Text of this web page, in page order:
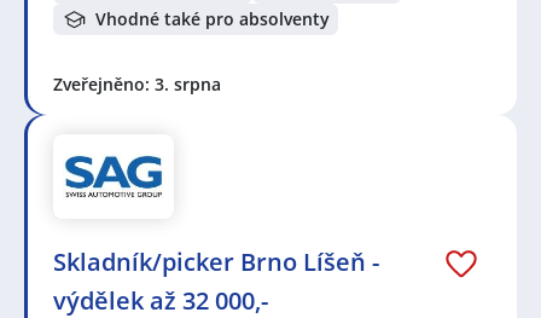
Vhodné také pro absolventy
Zveřejněno: 3. srpna
Skladník/picker Brno Líšeň -
výdělek až 32 000,-